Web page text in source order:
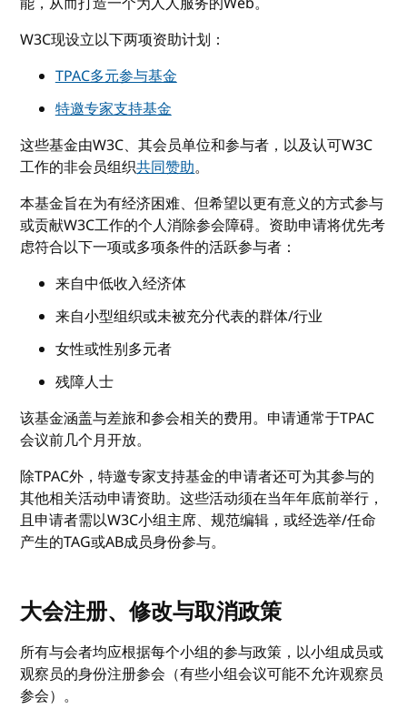
W3C现设立以下两项资助计划：
TPAC多元参与基金
特邀专家支持基金
这些基金由W3C、其会员单位和参与者，以及认可W3C
工作的非会员组织共同赞助。
本基金旨在为有经济困难、但希望以更有意义的方式参与
或贡献W3C工作的个人消除参会障碍。资助申请将优先考
虑符合以下一项或多项条件的活跃参与者：
来自中低收入经济体
来自小型组织或未被充分代表的群体/行业
女性或性别多元者
残障人士
该基金涵盖与差旅和参会相关的费用。申请通常于TPAC
会议前几个月开放。
除TPAC外，特邀专家支持基金的申请者还可为其参与的
其他相关活动申请资助。这些活动须在当年年底前举行，
且申请者需以W3C小组主席、规范编辑，或经选举/任命
产生的TAG或AB成员身份参与。
大会注册、修改与取消政策
所有与会者均应根据每个小组的参与政策，以小组成员或
观察员的身份注册参会（有些小组会议可能不允许观察员
参会）。